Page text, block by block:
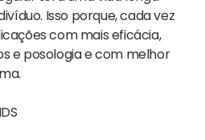
Isso porque, cada vez
com mais eficácia,
e posologia e com melhor